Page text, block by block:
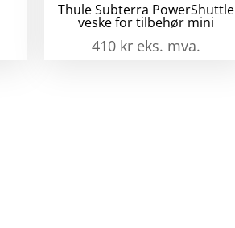
Thule Subterra PowerShuttle
veske for tilbehør mini
410 kr eks. mva.